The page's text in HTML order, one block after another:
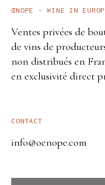
ŒNOPE – WINE IN
Ventes privées de
de vins de
non distribués en
en exclusivité direct
CONTACT
info@oenope.com